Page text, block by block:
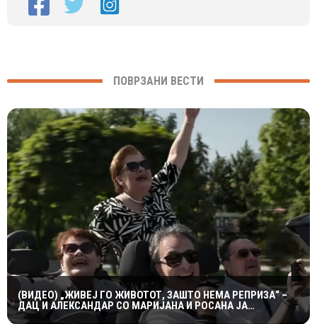
ПОВРЗАНИ ВЕСТИ
(ВИДЕО) „ЖИВЕЈ ГО ЖИВОТОТ, ЗАШТО НЕМА РЕПРИЗА“ –
ДАЦ И АЛЕКСАНДАР СО МАРИЈАНА И РОСАНА ЈА
ПРЕТСТАВИЈА „ЗАСЕКОГАШ МЛАДИ“